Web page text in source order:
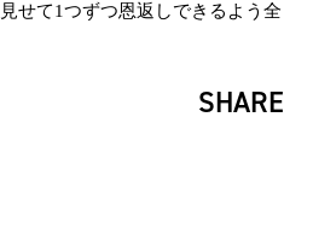
せて1つずつ恩返しできるよう全
SHARE